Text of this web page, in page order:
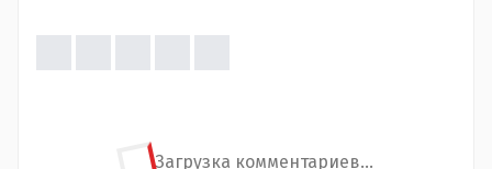
Загрузка комментариев...